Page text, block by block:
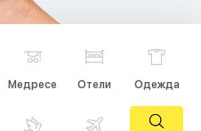
Медресе Отели Одежда